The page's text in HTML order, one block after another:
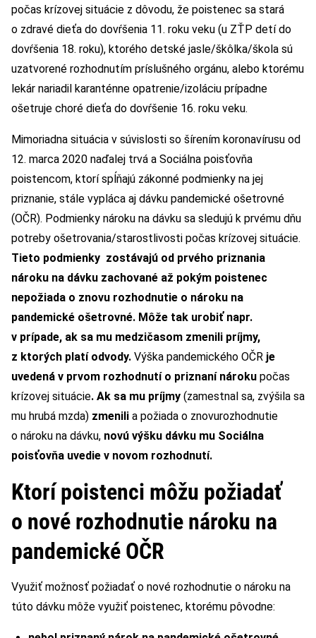
počas krízovej situácie z dôvodu, že poistenec sa stará
o zdravé dieťa do dovŕšenia 11. roku veku (u ZŤP detí do
dovŕšenia 18. roku), ktorého detské jasle/škôlka/škola sú
uzatvorené rozhodnutím príslušného orgánu, alebo ktorému
lekár nariadil karanténne opatrenie/izoláciu prípadne
ošetruje choré dieťa do dovŕšenie 16. roku veku.
Mimoriadna situácia v súvislosti so šírením koronavírusu od
12. marca 2020 naďalej trvá a Sociálna poisťovňa
poistencom, ktorí spĺňajú zákonné podmienky na jej
priznanie, stále vypláca aj dávku pandemické ošetrovné
(OČR). Podmienky nároku na dávku sa sledujú k prvému dňu
potreby ošetrovania/starostlivosti počas krízovej situácie.
Tieto podmienky zostávajú od prvého priznania
nároku na dávku zachované až pokým poistenec
nepožiada o znovu rozhodnutie o nároku na
pandemické ošetrovné. Môže tak urobiť napr.
v prípade, ak sa mu medzičasom zmenili príjmy,
z ktorých platí odvody. Výška pandemického OČR je
uvedená v prvom rozhodnutí o priznaní nároku počas
krízovej situácie. Ak sa mu príjmy (zamestnal sa, zvýšila sa
mu hrubá mzda) zmenili a požiada o znovurozhodnutie
o nároku na dávku, novú výšku dávku mu Sociálna
poisťovňa uvedie v novom rozhodnutí.
Ktorí poistenci môžu požiadať
o nové rozhodnutie nároku na
pandemické OČR
Využiť možnosť požiadať o nové rozhodnutie o nároku na
túto dávku môže využiť poistenec, ktorému pôvodne: